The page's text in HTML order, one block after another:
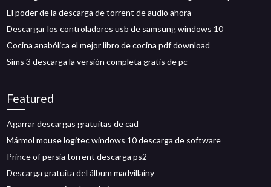
El poder de la descarga de torrent de audio ahora
Descargar los controladores usb de samsung windows 10
Cocina anabólica el mejor libro de cocina pdf download
Sims 3 descarga la versión completa gratis de pc
Featured
Agarrar descargas gratuitas de cad
Mármol mouse logitec windows 10 descarga de software
Prince of persia torrent descarga ps2
Descarga gratuita del álbum madvillainy